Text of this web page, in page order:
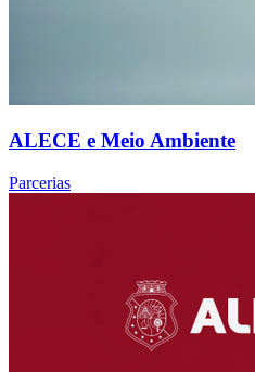
ALECE e Meio Ambiente
Parcerias